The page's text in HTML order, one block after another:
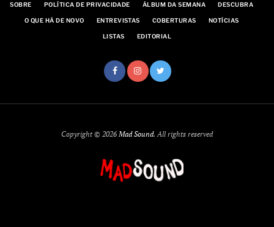
SOBRE POLÍTICA DE PRIVACIDADE ÁLBUM DA SEMANA DESCUBRA
O QUE HÁ DE NOVO ENTREVISTAS COBERTURAS NOTÍCIAS
LISTAS EDITORIAL
Copyright © 2026Mad Sound. All rights reserved